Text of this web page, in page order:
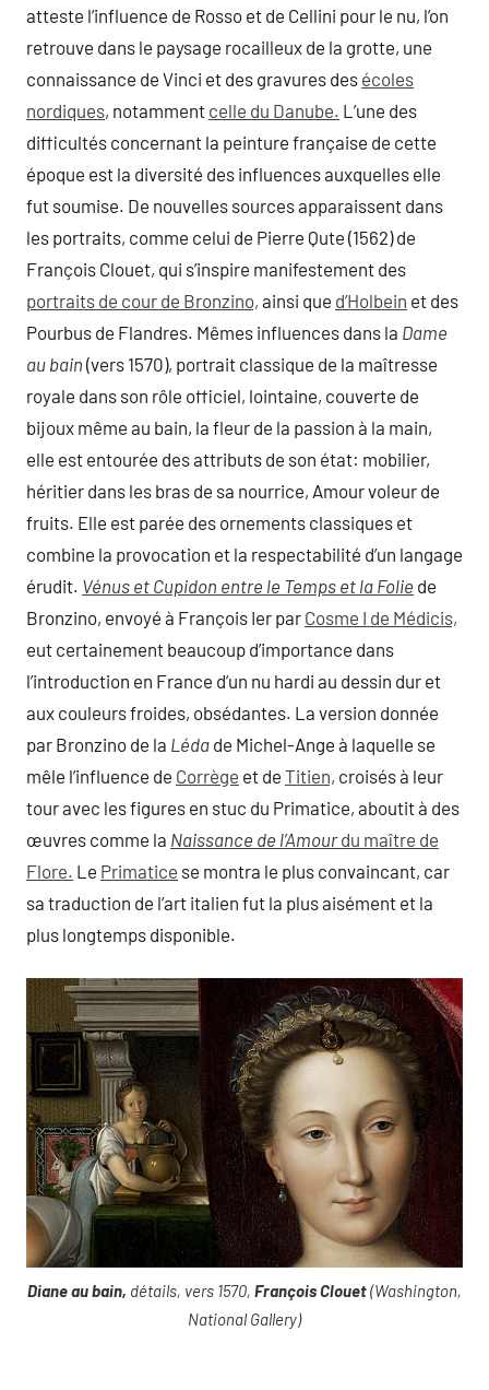
atteste l’influence de Rosso et de Cellini pour le nu, l’on
retrouve dans le paysage rocailleux de la grotte, une
connaissance de Vinci et des gravures des écoles
nordiques, notamment celle du Danube. L’une des
difficultés concernant la peinture française de cette
époque est la diversité des influences auxquelles elle
fut soumise. De nouvelles sources apparaissent dans
les portraits, comme celui de Pierre Qute (1562) de
François Clouet, qui s’inspire manifestement des
portraits de cour de Bronzino, ainsi que d’Holbein et des
Pourbus de Flandres. Mêmes influences dans la Dame
au bain (vers 1570), portrait classique de la maîtresse
royale dans son rôle officiel, lointaine, couverte de
bijoux même au bain, la fleur de la passion à la main,
elle est entourée des attributs de son état: mobilier,
héritier dans les bras de sa nourrice, Amour voleur de
fruits. Elle est parée des ornements classiques et
combine la provocation et la respectabilité d’un langage
érudit. Vénus et Cupidon entre le Temps et la Folie de
Bronzino, envoyé à François Ier par Cosme I de Médicis,
eut certainement beaucoup d’importance dans
l’introduction en France d’un nu hardi au dessin dur et
aux couleurs froides, obsédantes. La version donnée
par Bronzino de la Léda de Michel-Ange à laquelle se
mêle l’influence de Corrège et de Titien, croisés à leur
tour avec les figures en stuc du Primatice, aboutit à des
œuvres comme la Naissance de l’Amourdu maître de
Flore. Le Primatice se montra le plus convaincant, car
sa traduction de l’art italien fut la plus aisément et la
plus longtemps disponible.
Diane au bain, détails, vers 1570, François Clouet(Washington,
National Gallery)